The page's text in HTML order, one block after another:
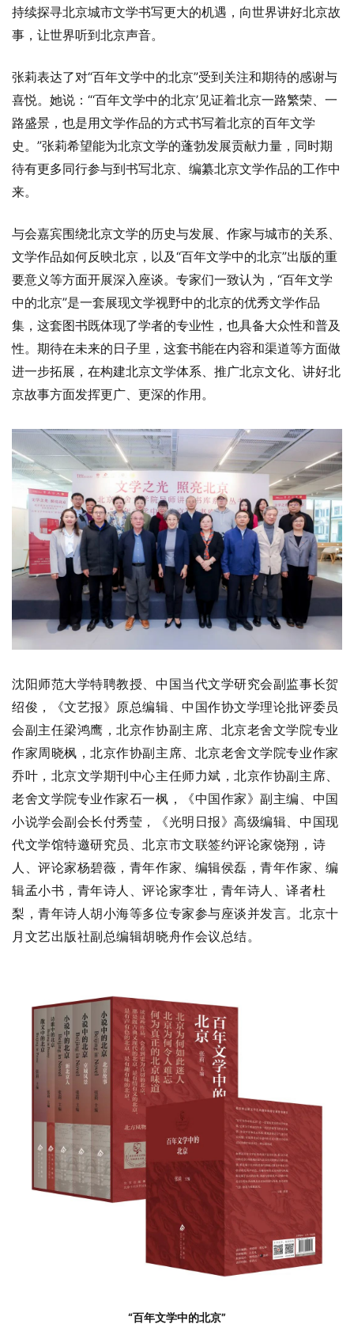
持续探寻北京城市文学书写更大的机遇，向世界讲好北京故
事，让世界听到北京声音。
张莉表达了对“百年文学中的北京”受到关注和期待的感谢与
喜悦。她说：“‘百年文学中的北京’见证着北京一路繁荣、一
路盛景，也是用文学作品的方式书写着北京的百年文学
史。”张莉希望能为北京文学的蓬勃发展贡献力量，同时期
待有更多同行参与到书写北京、编纂北京文学作品的工作中
来。
与会嘉宾围绕北京文学的历史与发展、作家与城市的关系、
文学作品如何反映北京，以及“百年文学中的北京”出版的重
要意义等方面开展深入座谈。专家们一致认为，“百年文学
中的北京”是一套展现文学视野中的北京的优秀文学作品
集，这套图书既体现了学者的专业性，也具备大众性和普及
性。期待在未来的日子里，这套书能在内容和渠道等方面做
进一步拓展，在构建北京文学体系、推广北京文化、讲好北
京故事方面发挥更广、更深的作用。
沈阳师范大学特聘教授、中国当代文学研究会副监事长贺
绍俊，《文艺报》原总编辑、中国作协文学理论批评委员
会副主任梁鸿鹰，北京作协副主席、北京老舍文学院专业
作家周晓枫，北京作协副主席、北京老舍文学院专业作家
乔叶，北京文学期刊中心主任师力斌，北京作协副主席、
老舍文学院专业作家石一枫，《中国作家》副主编、中国
小说学会副会长付秀莹，《光明日报》高级编辑、中国现
代文学馆特邀研究员、北京市文联签约评论家饶翔，诗
人、评论家杨碧薇，青年作家、编辑侯磊，青年作家、编
辑孟小书，青年诗人、评论家李壮，青年诗人、译者杜
梨，青年诗人胡小海等多位专家参与座谈并发言。北京十
月文艺出版社副总编辑胡晓舟作会议总结。
“百年文学中的北京”